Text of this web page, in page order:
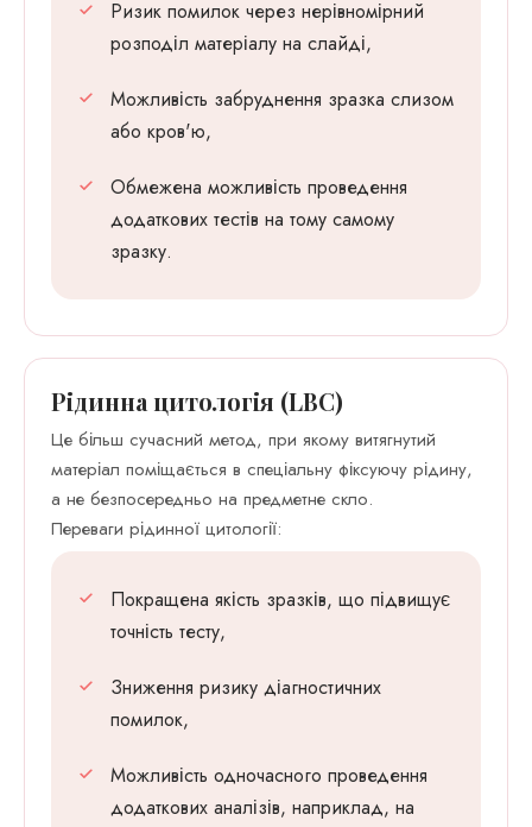
Ризик помилок через нерівномірний
розподіл матеріалу на слайді,
Можливість забруднення зразка слизом
або кров'ю,
Обмежена можливість проведення
додаткових тестів на тому самому
зразку.
Рідинна цитологія (LBC)
Це більш сучасний метод, при якому витягнутий
матеріал поміщається в спеціальну фіксуючу рідину,
а не безпосередньо на предметне скло.
Переваги рідинної цитології:
Покращена якість зразків, що підвищує
точність тесту,
Зниження ризику діагностичних
помилок,
Можливість одночасного проведення
додаткових аналізів, наприклад, на